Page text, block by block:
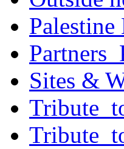
Palestine
Sites &